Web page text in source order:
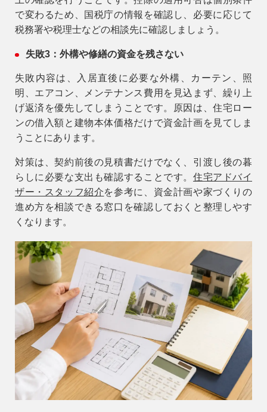
で変わるため、国税庁の情報を確認し、必要に応じて
税務署や税理士などの相談先に確認しましょう。
失敗3：外構や修繕の資金を残さない
失敗内容は、入居直後に必要な外構、カーテン、照
明、エアコン、メンテナンス費用を見込まず、繰り上
げ返済を優先してしまうことです。原因は、住宅ロー
ンの借入額と建物本体価格だけで資金計画を見てしま
うことにあります。
対策は、契約前後の見積書だけでなく、引渡し後の暮
らしに必要な支出も確認することです。 住宅アドバイ
ザー・スタッフ紹介を参考に、資金計画や家づくりの
進め方を相談できる窓口を確認しておくと整理しやす
くなります。